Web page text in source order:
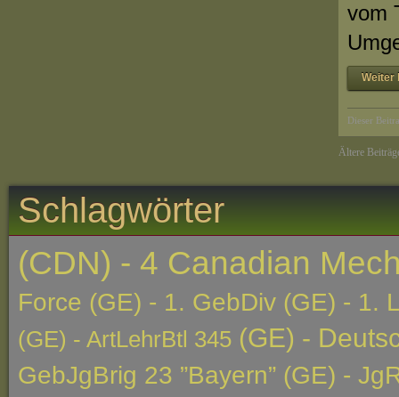
vom
Weiter
Dieser
Ältere
Schlagwörter
(CDN) - 4 Canadian
Force (GE) - 1. GebDiv (GE) - 1.
(GE) - ArtLehrBtl 345 (GE) -
GebJgBrig 23 ”Bayern” (GE) -